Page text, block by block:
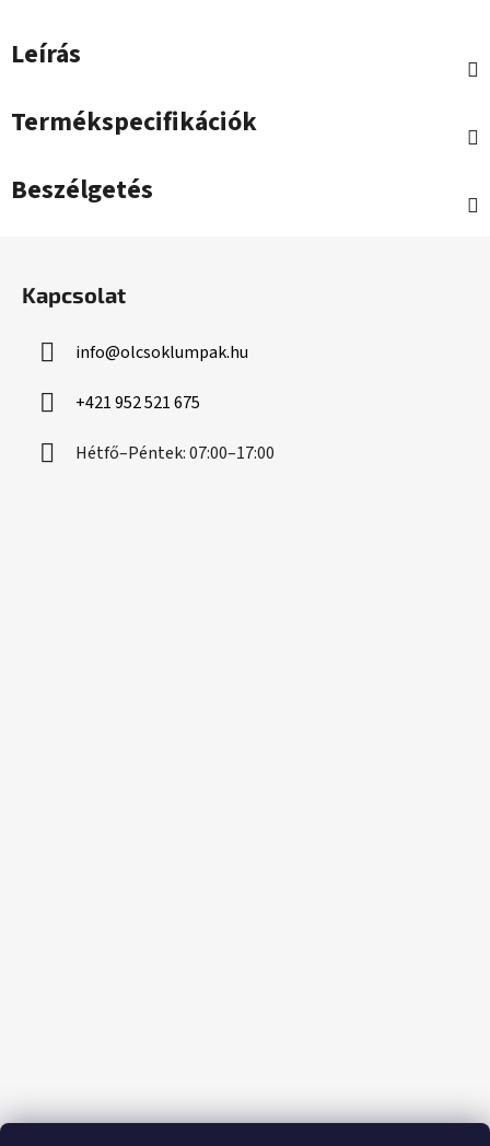
Leírás
Termékspecifikációk
Beszélgetés
Kapcsolat
info@olcsoklumpak.hu
+421 952 521 675
Hétfő–Péntek: 07:00–17:00